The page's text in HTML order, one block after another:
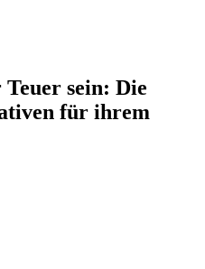
sein: Die
für ihrem